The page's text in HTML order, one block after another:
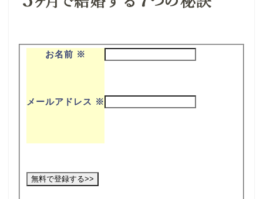
お名前 ※
メールアドレス ※